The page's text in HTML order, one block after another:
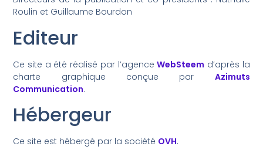
Roulin et Guillaume Bourdon
Editeur
Ce site a été réalisé par l’agenceWebSteem d’après la
charte graphique conçue par Azimuts
Communication.
Hébergeur
Ce site est hébergé par la société OVH.